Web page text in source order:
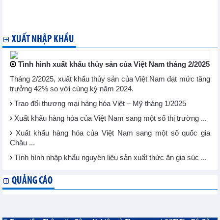
XUẤT NHẬP KHẨU
Tình hình xuất khẩu thủy sản của Việt Nam tháng 2/2025
Tháng 2/2025, xuất khẩu thủy sản của Việt Nam đạt mức tăng
trưởng 42% so với cùng kỳ năm 2024.
Trao đổi thương mại hàng hóa Việt – Mỹ tháng 1/2025
Xuất khẩu hàng hóa của Việt Nam sang một số thị trường ...
Xuất khẩu hàng hóa của Việt Nam sang một số quốc gia
Châu ...
Tình hình nhập khẩu nguyên liệu sản xuất thức ăn gia súc ...
QUẢNG CÁO